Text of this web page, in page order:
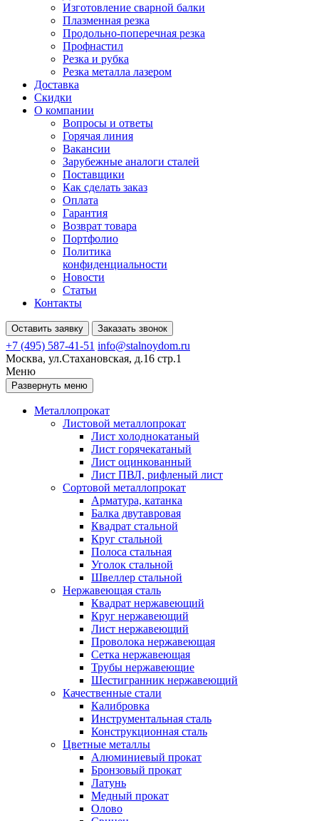
Изготовление сварной балки
Плазменная резка
Продольно-поперечная резка
Профнастил
Резка и рубка
Резка металла лазером
Доставка
Скидки
О компании
Вопросы и ответы
Горячая линия
Вакансии
Зарубежные аналоги сталей
Поставщики
Как сделать заказ
Оплата
Гарантия
Возврат товара
Портфолио
Политика
конфиденциальности
Новости
Статьи
Контакты
Оставить заявку Заказать звонок
+7 (495) 587-41-51 info@stalnoydom.ru
Москва, ул.Стахановская, д.16 стр.1
Меню
Развернуть меню
Металлопрокат
Листовой металлопрокат
Лист холоднокатаный
Лист горячекатаный
Лист оцинкованный
Лист ПВЛ, рифленый лист
Сортовой металлопрокат
Арматура, катанка
Балка двутавровая
Квадрат стальной
Круг стальной
Полоса стальная
Уголок стальной
Швеллер стальной
Нержавеющая сталь
Квадрат нержавеющий
Круг нержавеющий
Лист нержавеющий
Проволока нержавеющая
Сетка нержавеющая
Трубы нержавеющие
Шестигранник нержавеющий
Качественные стали
Калибровка
Инструментальная сталь
Конструкционная сталь
Цветные металлы
Алюминиевый прокат
Бронзовый прокат
Латунь
Медный прокат
Олово